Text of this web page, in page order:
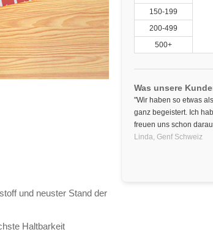
150-199
200-499
500+
Was unsere
"Wir haben so etwas
ganz begeistert. Ich
freuen uns schon
Linda, Genf Schweiz
und neuster Stand der
Haltbarkeit